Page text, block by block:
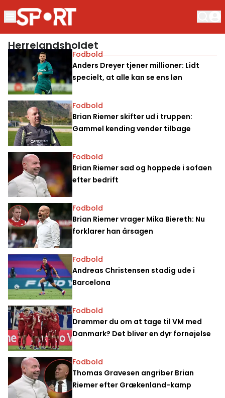
Herrelandsholdet
Fodbold
Anders Dreyer tjener millioner: Lidt
specielt, at alle kan se ens løn
Fodbold
Brian Riemer skifter ud i truppen:
Gammel kending vender tilbage
Fodbold
Brian Riemer sad og hoppede i sofaen
efter bedrift
Fodbold
Brian Riemer vrager Mika Biereth: Nu
forklarer han årsagen
Fodbold
Andreas Christensen stadig ude i
Barcelona
Fodbold
Drømmer du om at tage til VM med
Danmark? Det bliver en dyr fornøjelse
Fodbold
Thomas Gravesen angriber Brian
Riemer efter Grækenland-kamp